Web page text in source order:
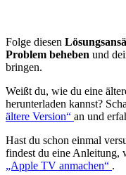
Folge diesen
Problem beheben und
bringen.
Weißt du, wie du eine
herunterladen kannst?
ältere Version“ an und
Hast du schon einmal
findest du eine Anleitung,
„Apple TV anmachen“ .